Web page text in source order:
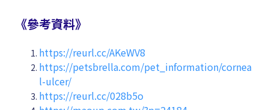
《參考資料》
https://reurl.cc/AKeWV8
https://petsbrella.com/pet_information/cornea
l-ulcer/
https://reurl.cc/028b5o